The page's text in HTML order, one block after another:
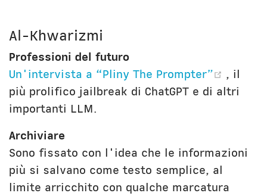
Al-Khwarizmi
Professioni del futuro
Un'intervista a “Pliny The Prompter”
, il
più prolifico jailbreak di ChatGPT e di altri
importanti LLM.
Archiviare
Sono fissato con l'idea che le informazioni
più si salvano come testo semplice, al
limite arricchito con qualche marcatura